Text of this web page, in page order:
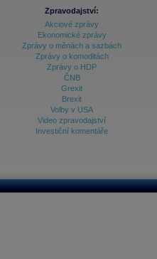
Zpravodajství:
Akciové zprávy
Ekonomické zprávy
Zprávy o měnách a sazbách
Zprávy o komoditách
Zprávy o HDP
ČNB
Grexit
Brexit
Volby v USA
Video zpravodajství
Investiční komentáře